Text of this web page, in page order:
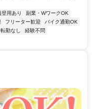
登用あり
副業・WワークOK
フリーター歓迎
バイク通勤OK
転勤なし
経験不問